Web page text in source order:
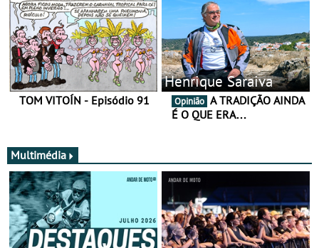
TOM VITOÍN - Episódio 91
Henrique Saraiva
Opinião
É O QUE ERA…
Multimédia